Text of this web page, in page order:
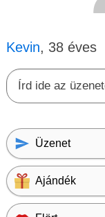
Kevin, 38 éves
Üzenet
Ajándék